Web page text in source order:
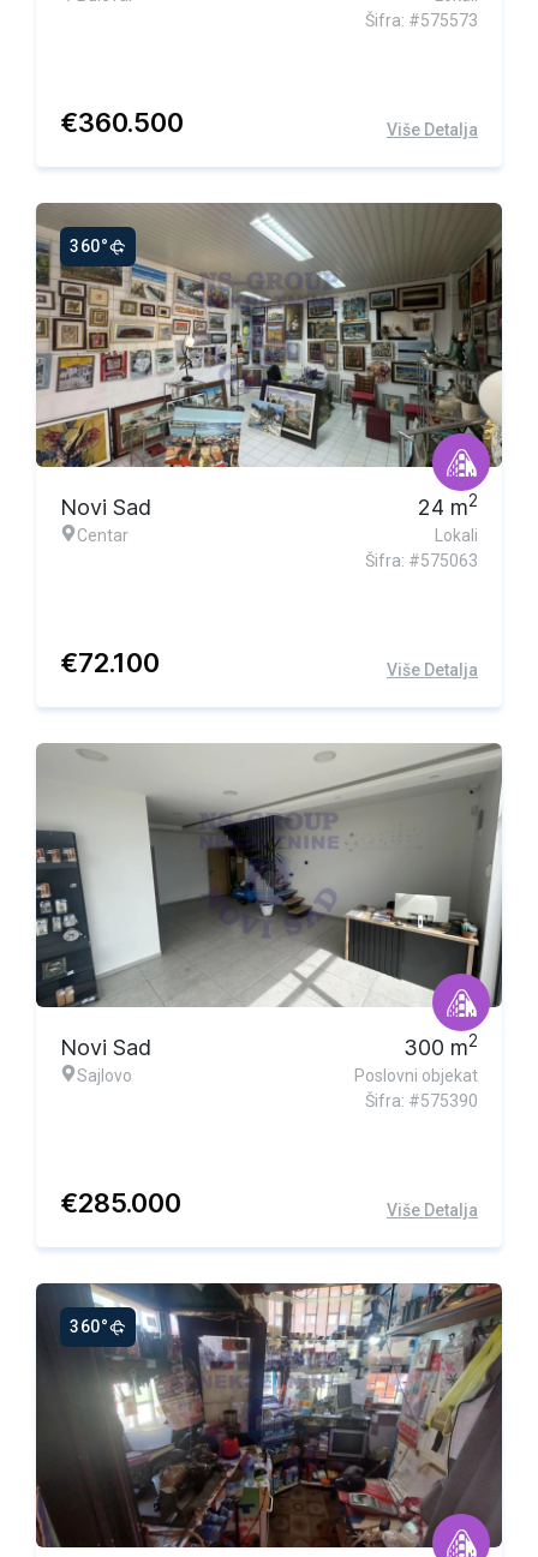
Šifra: #575573
€360.500 Više Detalja
360°
Novi Sad
Centar
24 m2
Lokali
Šifra: #575063
€72.100 Više Detalja
Novi Sad
Sajlovo
300 m2
Poslovni objekat
Šifra: #575390
€285.000 Više Detalja
360°